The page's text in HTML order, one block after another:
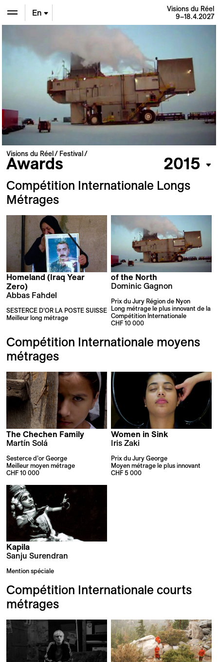
En
Visions du Réel
9–18.4.2027
Visions du Réel Festival
Awards 2015
Compétition Internationale Longs
Métrages
Homeland (Iraq Year
Zero)
Abbas Fahdel
SESTERCE D’OR LA POSTE SUISSE
Meilleur long métrage
of the North
Dominic Gagnon
Prix du Jury Région de Nyon
Long métrage le plus innovant de la
Compétition Internationale
CHF 10 000
Compétition Internationale moyens
métrages
The Chechen Family
Martín Solá
Sesterce d’or George
Meilleur moyen métrage
CHF 10 000
Women in Sink
Iris Zaki
Prix du Jury George
Moyen métrage le plus innovant
CHF 5 000
Kapila
Sanju Surendran
Mention spéciale
Compétition Internationale courts
métrages